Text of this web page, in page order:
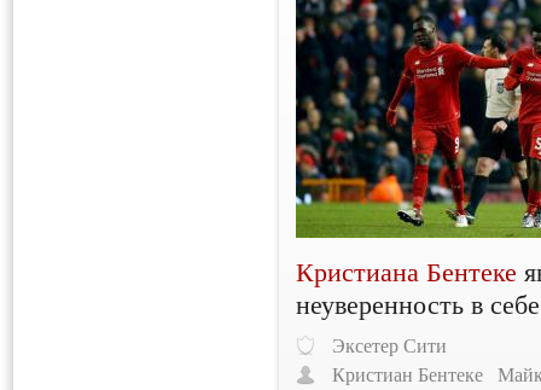
Кристиана Бентеке
неуверенность в
Эксетер Сити
Кристиан Бентеке